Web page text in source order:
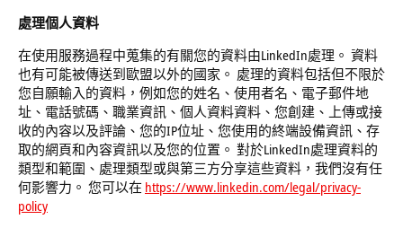
處理個人資料
在使用服務過程中蒐集的有關您的資料由LinkedIn處理。 資料
也有可能被傳送到歐盟以外的國家。 處理的資料包括但不限於
您自願輸入的資料，例如您的姓名、使用者名、電子郵件地
址、電話號碼、職業資訊、個人資料資料、您創建、上傳或接
收的內容以及評論、您的IP位址、您使用的終端設備資訊、存
取的網頁和內容資訊以及您的位置。 對於LinkedIn處理資料的
類型和範圍、處理類型或與第三方分享這些資料，我們沒有任
何影響力。 您可以在 https://www.linkedin.com/legal/privacy-
policy